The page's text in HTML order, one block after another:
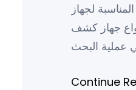
لجهاز
جهاز كشف
عملية البحث
Continue